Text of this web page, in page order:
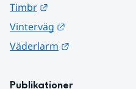
Timbr
Vinterväg
Väderlarm
Publikationer